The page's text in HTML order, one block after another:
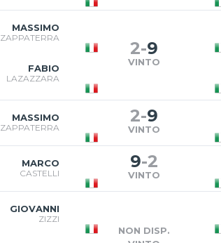
MASSIMO
ZAPPATERRA
FABIO
LAZAZZARA
2-9
VINTO
MASSIMO
ZAPPATERRA
2-9
VINTO
MARCO
CASTELLI
9-2
VINTO
GIOVANNI
ZIZZI
NON DISP.